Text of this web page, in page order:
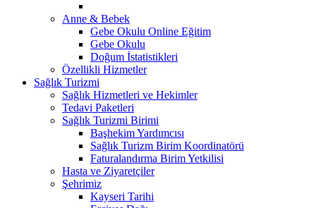
Anne & Bebek
Gebe Okulu Online Eğitim
Gebe Okulu
Doğum İstatistikleri
Özellikli Hizmetler
Sağlık Turizmi
Sağlık Hizmetleri ve Hekimler
Tedavi Paketleri
Sağlık Turizmi Birimi
Başhekim Yardımcısı
Sağlık Turizm Birim Koordinatörü
Faturalandırma Birim Yetkilisi
Hasta ve Ziyaretçiler
Şehrimiz
Kayseri Tarihi